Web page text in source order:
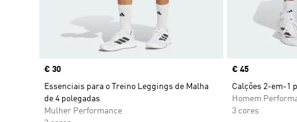
Price
€ 30
Essenciais para o Treino Leggings de Malha
de 4 polegadas
Mulher Performance
Price
€ 45
Calções 2-em-1
Homem
3 cores